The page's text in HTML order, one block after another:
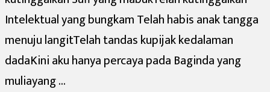
Intelektual yang bungkam Telah habis anak tangga
menuju langitTelah tandas kupijak kedalaman
dadaKini aku hanya percaya pada Baginda yang
muliayang …